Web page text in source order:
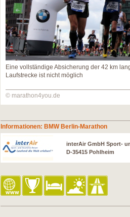
Eine vollständige Absicherung der 42 km
Laufstrecke ist nicht möglich
© marathon4you.de
Informationen: BMW Berlin-Marathon
interAir GmbH Sport-
D-35415 Pohlheim